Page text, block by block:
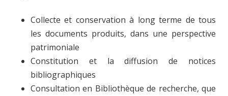
Collecte et conservation à long terme de tous
les documents produits, dans une perspective
patrimoniale
Constitution et la diffusion de notices
bibliographiques
Consultation en Bibliothèque de recherche, que